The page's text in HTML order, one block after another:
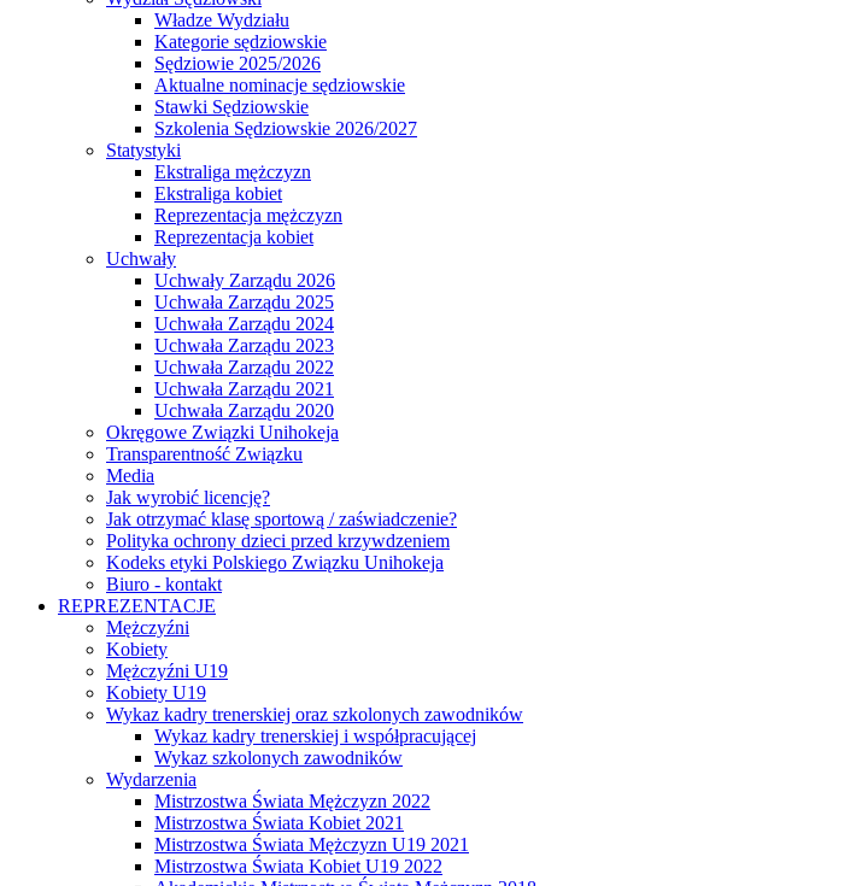
Władze Wydziału
Kategorie sędziowskie
Sędziowie 2025/2026
Aktualne nominacje sędziowskie
Stawki Sędziowskie
Szkolenia Sędziowskie 2026/2027
Statystyki
Ekstraliga mężczyzn
Ekstraliga kobiet
Reprezentacja mężczyzn
Reprezentacja kobiet
Uchwały
Uchwały Zarządu 2026
Uchwała Zarządu 2025
Uchwała Zarządu 2024
Uchwała Zarządu 2023
Uchwała Zarządu 2022
Uchwała Zarządu 2021
Uchwała Zarządu 2020
Okręgowe Związki Unihokeja
Transparentność Związku
Media
Jak wyrobić licencję?
Jak otrzymać klasę sportową / zaświadczenie?
Polityka ochrony dzieci przed krzywdzeniem
Kodeks etyki Polskiego Związku Unihokeja
Biuro - kontakt
REPREZENTACJE
Mężczyźni
Kobiety
Mężczyźni U19
Kobiety U19
Wykaz kadry trenerskiej oraz szkolonych zawodników
Wykaz kadry trenerskiej i współpracującej
Wykaz szkolonych zawodników
Wydarzenia
Mistrzostwa Świata Mężczyzn 2022
Mistrzostwa Świata Kobiet 2021
Mistrzostwa Świata Mężczyzn U19 2021
Mistrzostwa Świata Kobiet U19 2022